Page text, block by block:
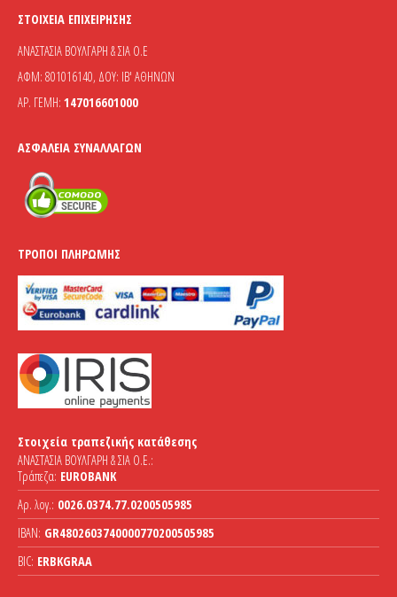
ΣΤΟΙΧΕΊΑ ΕΠΙΧΕΊΡΗΣΗΣ
ΑΝΑΣΤΑΣΙΑ ΒΟΥΛΓΑΡΗ & ΣΙΑ Ο.Ε
ΑΦΜ: 801016140, ΔΟΥ: ΙΒ' ΑΘΗΝΩΝ
ΑΡ. ΓΕΜΗ: 147016601000
ΑΣΦΆΛΕΙΑ ΣΥΝΑΛΛΑΓΏΝ
ΤΡΌΠΟΙ ΠΛΗΡΩΜΉΣ
Στοιχεία τραπεζικής κατάθεσης
ΑΝΑΣΤΑΣΙΑ ΒΟΥΛΓΑΡΗ & ΣΙΑ Ο.Ε.:
Τράπεζα: EUROBANK
Αρ. λογ.: 0026.0374.77.0200505985
IBAN: GR4802603740000770200505985
BIC: ERBKGRAA